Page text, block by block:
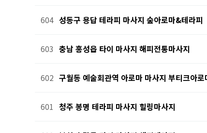
604 성동구 용답 테라피 마사지 숲아로마&테라피
603 충남 홍성읍 타이 마사지 해피전통마사지
602 구월동 예술회관역 아로마 마사지 부티크아로
601 청주 봉명 테라피 마사지 힐링마사지